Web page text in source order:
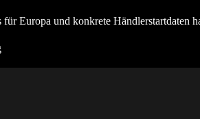
Europa und konkrete Händlerstartdaten